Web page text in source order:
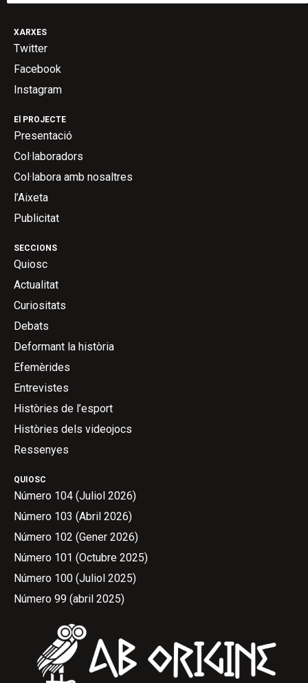
QUIOSC
Número 104 (Juliol 2026)
Número 103 (Abril 2026)
Número 102 (Gener 2026)
Número 101 (Octubre 2025)
Número 100 (Juliol 2025)
Número 99 (abril 2025)
SECCIONS
Quiosc
Actualitat
Curiositats
Debats
Deformant la història
Efemèrides
Entrevistes
Històries de l’esport
Històries dels videojocs
Ressenyes
El PROJECTE
Presentació
Col·laboradors
Col·labora amb nosaltres
l’Aixeta
Publicitat
XARXES
Twitter
Facebook
Instagram